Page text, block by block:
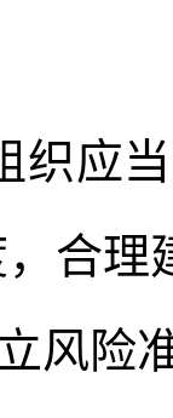
应当
合理
风险